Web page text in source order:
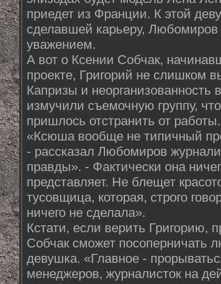
приедет из Франции. К этой
сделавшей карьеру,
уважением.
А вот о Ксении Собчак,
проекте, Григорий не слишком
Капризы и
измучили съемочную группу,
пришлось отстранить от работы.
«Ксюша вообще не типичный
- рассказал Любомиров
правды». - Фактически она
представляет. Не блещет
тусовщица, которая, строго
ничего не сделала».
Кстати, если верить Григорию,
Собчак сможет посоперничать
девушка. «Главное -
менеджеров, журналисток на